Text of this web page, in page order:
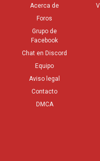
Acerca de
Foros
Grupo de
Facebook
Chat en Discord
Equipo
Aviso legal
Contacto
DMCA